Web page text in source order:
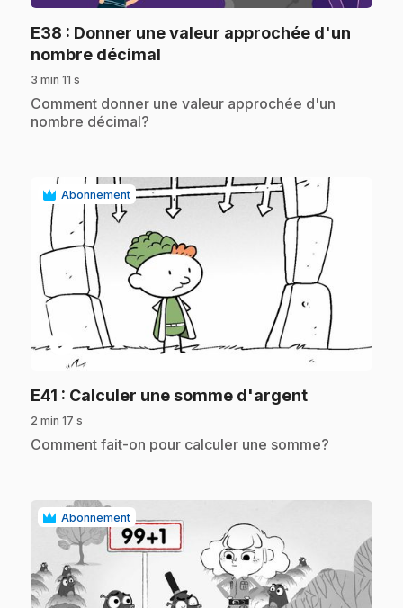
E38 : Donner une valeur approchée d'un
nombre décimal
3 min 11 s
.Comment donner une valeur approchée d'un
nombre décimal?
Abonnement
play_circle
E41 : Calculer une somme d'argent.
2 min 17 s
.Comment fait-on pour calculer une somme?
Abonnement